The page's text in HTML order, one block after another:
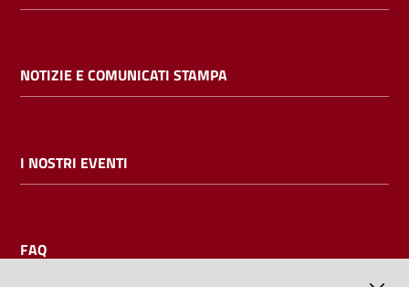
NOTIZIE E COMUNICATI STAMPA
I NOSTRI EVENTI
FAQ